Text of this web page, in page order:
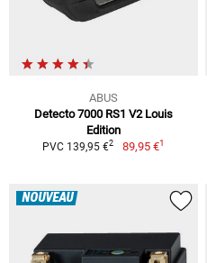
ABUS
Detecto 7000 RS1 V2 Louis
Edition
PVC 139,95 €2 89,95 €1
NOUVEAU